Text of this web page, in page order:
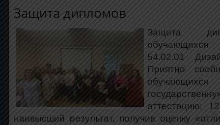
Защита дипломов
Защита
54.02.01
Приятно
аттестацию:
наивысший результат, получив оценку